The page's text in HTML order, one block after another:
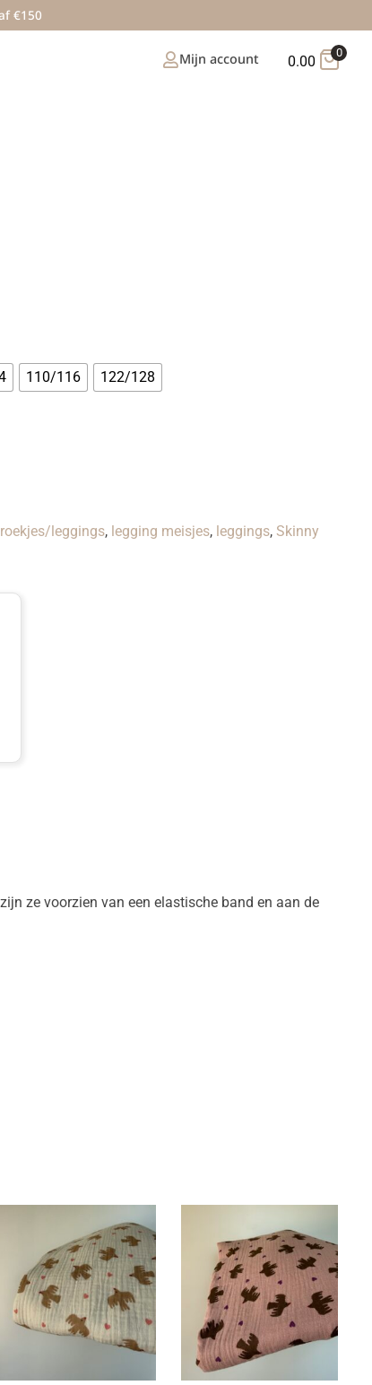
€150
Mijn account 0.00
0
110/116 122/128
leggings, legging meisjes, leggings, Skinny
ze voorzien van een elastische band en aan de